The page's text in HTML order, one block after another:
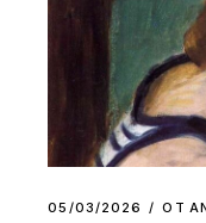
05/03/2026 ОТ